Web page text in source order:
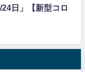
日」【新型コロ